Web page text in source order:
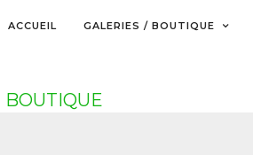
ACCUEIL GALERIES / BOUTIQUE
BOUTIQUE